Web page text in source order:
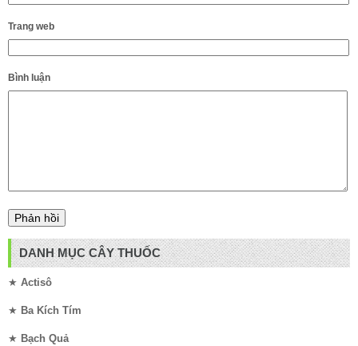
Trang web
Bình luận
DANH MỤC CÂY THUỐC
★ Actisô
★ Ba Kích Tím
★ Bạch Quả